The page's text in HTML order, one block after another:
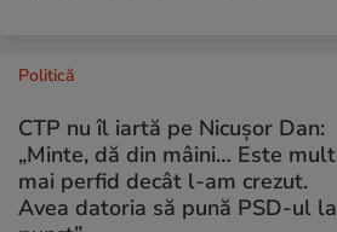
Politică
CTP nu îl iartă pe Nicușor Dan:
„Minte, dă din mâini… Este mult
mai perfid decât l-am crezut.
Avea datoria să pună PSD-ul la